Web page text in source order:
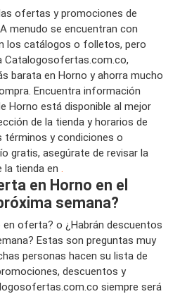
ofertas y promociones de
menudo se encuentran con
los catálogos o folletos, pero
Catalogosofertas.com.co,
barata en Horno y ahorra mucho
Encuentra información
Horno está disponible al mejor
de la tienda y horarios de
términos y condiciones o
gratis, asegúrate de revisar la
la tienda en
en Horno en el
semana?
en oferta? o ¿Habrán descuentos
Estas son preguntas muy
personas hacen su lista de
descuentos y
siempre será